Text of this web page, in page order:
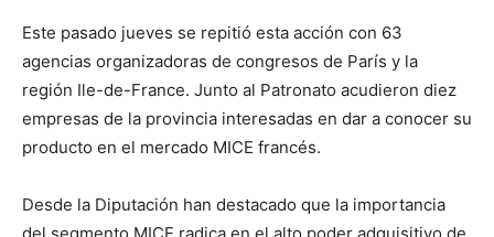
Este pasado jueves se repitió esta acción con 63
agencias organizadoras de congresos de París y la
región Ile-de-France. Junto al Patronato acudieron diez
empresas de la provincia interesadas en dar a conocer su
producto en el mercado MICE francés.
Desde la Diputación han destacado que la importancia